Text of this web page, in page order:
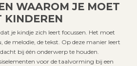
WAAROM JE MOET
KINDEREN
je kindje zich leert focussen. Het moet
de melodie, de tekst. Op deze manier leert
bij één onderwerp te houden.
voor de taalvorming bij een